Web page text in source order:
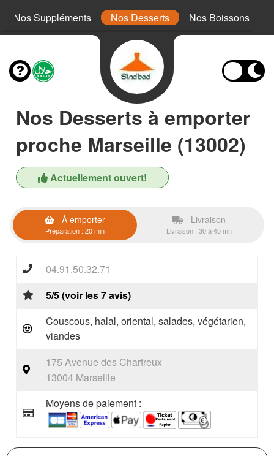
Nos Suppléments Nos Desserts Nos Boissons
Nos Desserts à emporter
proche Marseille (13002)
Actuellement ouvert!
À emporter
Préparation : 20 min
Livraison
Livraison : 30 à 45 mn
04.91.50.32.71
5/5 (voir les 7 avis)
Couscous, halal, oriental, salades, végétarien,
viandes
175 Avenue des Chartreux
13004 Marseille
Moyens de paiement :